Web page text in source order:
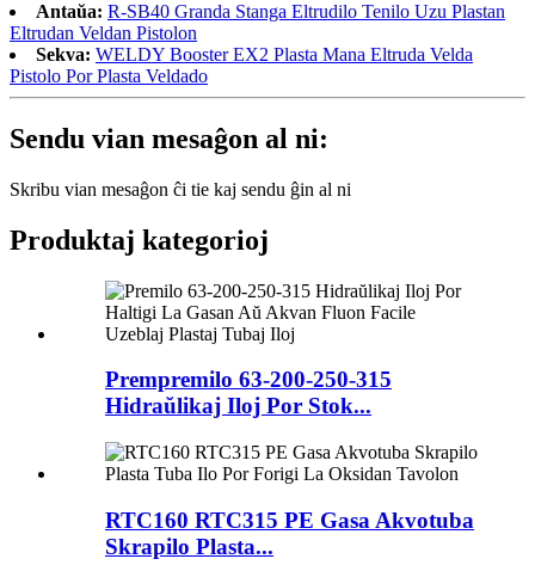
Antaŭa: R-SB40 Granda Stanga Eltrudilo Tenilo Uzu Plastan
Eltrudan Veldan Pistolon
Sekva: WELDY Booster EX2 Plasta Mana Eltruda Velda
Pistolo Por Plasta Veldado
Sendu vian mesaĝon al ni:
Skribu vian mesaĝon ĉi tie kaj sendu ĝin al ni
Produktaj kategorioj
Prempremilo 63-200-250-315
Hidraŭlikaj Iloj Por Stok...
RTC160 RTC315 PE Gasa Akvotuba
Skrapilo Plasta...